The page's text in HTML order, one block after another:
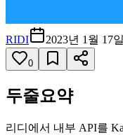
RIDI 2023년 1월 17일
0
두줄요약
리디에서 내부 API를